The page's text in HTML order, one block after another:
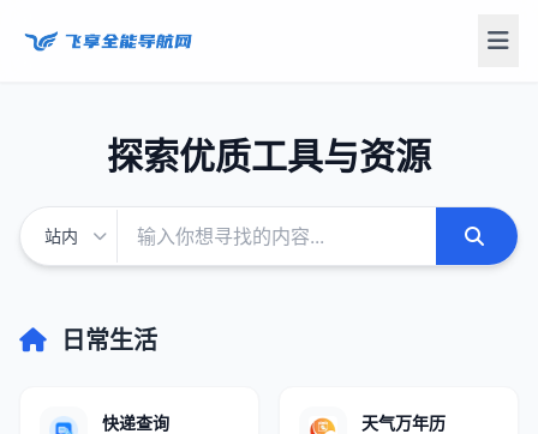
飞享导航
探索优质工具与资源
日常生活
快递查询 天气万年历